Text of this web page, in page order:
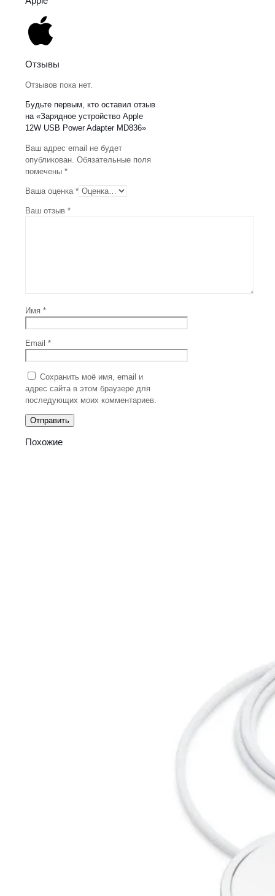
Отзывы
Отзывов пока нет.
Будьте первым, кто оставил отзыв
на «Зарядное устройство Apple
12W USB Power Adapter MD836»
Ваш адрес email не будет
опубликован. Обязательные поля
помечены *
Ваша оценка *
Ваш отзыв *
Имя *
Email *
Сохранить моё имя, email и
адрес сайта в этом браузере для
последующих моих комментариев.
Похожие